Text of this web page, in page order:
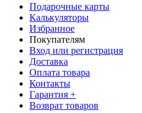
Подарочные карты
Калькуляторы
Избранное
Покупателям
Вход или регистрация
Доставка
Оплата товара
Контакты
Гарантия +
Возврат товаров